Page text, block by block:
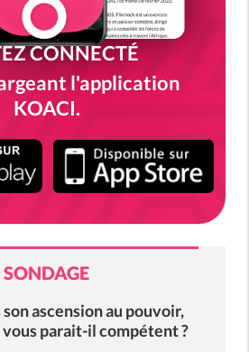
CONNECTÉ
l'application
KOACI.
SONDAGE
ascension au pouvoir,
parait-il compétent ?